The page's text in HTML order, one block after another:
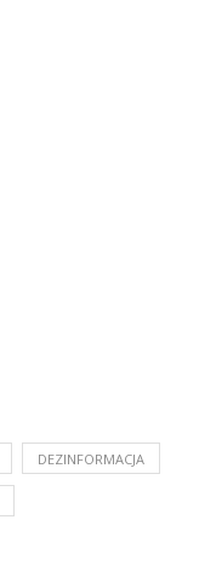
DEZINFORMACJA